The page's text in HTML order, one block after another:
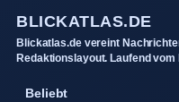
BLICKATLAS.DE
Blickatlas.de vereint
Redaktionslayout. Laufend
Beliebt